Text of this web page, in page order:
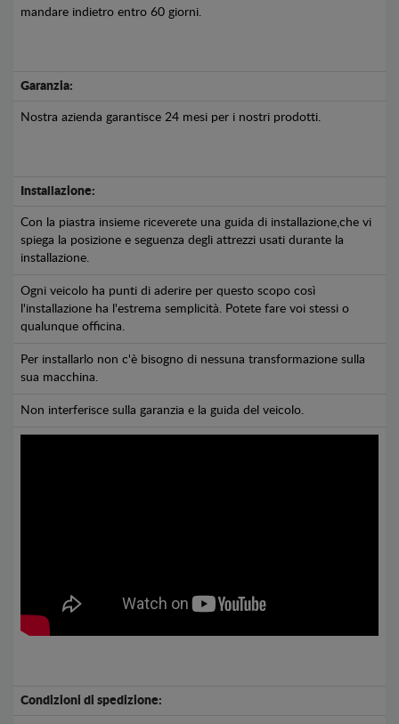
mandare indietro entro 60 giorni.
Garanzia:
Nostra azienda garantisce 24 mesi per i nostri prodotti.
Installazione:
Con la piastra insieme riceverete una guida di installazione,che vi
spiega la posizione e seguenza degli attrezzi usati durante la
installazione.
Ogni veicolo ha punti di aderire per questo scopo così
l'installazione ha l'estrema semplicità. Potete fare voi stessi o
qualunque officina.
Per installarlo non c'è bisogno di nessuna transformazione sulla
sua macchina.
Non interferisce sulla garanzia e la guida del veicolo.
Condizioni di spedizione: